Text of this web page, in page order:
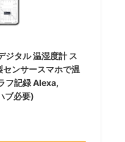
タル 温湿度計 ス
センサースマホで温
フ記録 Alexa,
ブ必要)